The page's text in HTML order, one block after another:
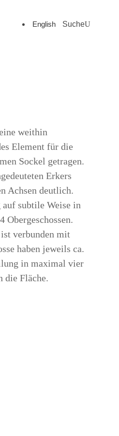
English Suche
weithin
Element für die
Sockel getragen.
Erkers
Achsen deutlich.
auf subtile Weise in
Obergeschossen.
verbunden mit
haben jeweils ca.
in maximal vier
die Fläche.